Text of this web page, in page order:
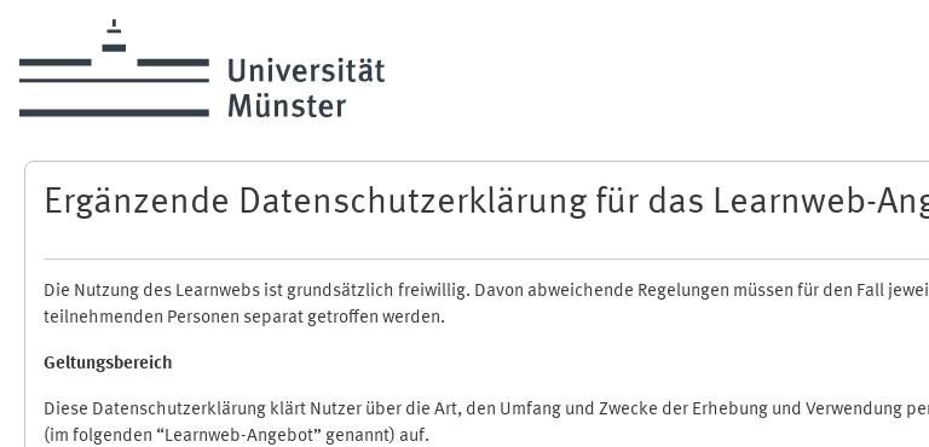
Ergänzende Datenschutzerklärung für das Learnweb-
Die Nutzung des Learnwebs ist grundsätzlich freiwillig. Davon abweichende Regelungen müssen für den Fall
teilnehmenden Personen separat getroffen werden.
Geltungsbereich
Diese Datenschutzerklärung klärt Nutzer über die Art, den Umfang und Zwecke der Erhebung und Verwendung
(im folgenden “Learnweb-Angebot” genannt) auf.